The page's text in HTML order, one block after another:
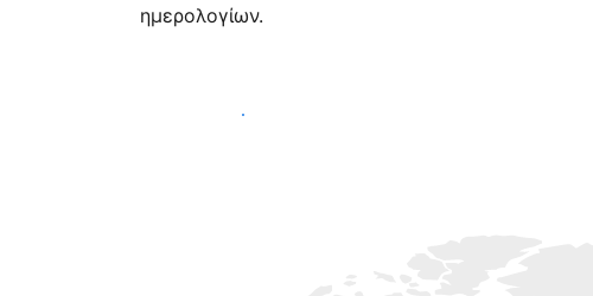
ημερολογίων.
Ξεκινήστε σήμερα